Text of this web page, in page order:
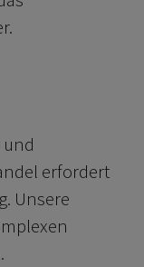
erfordert
Unsere